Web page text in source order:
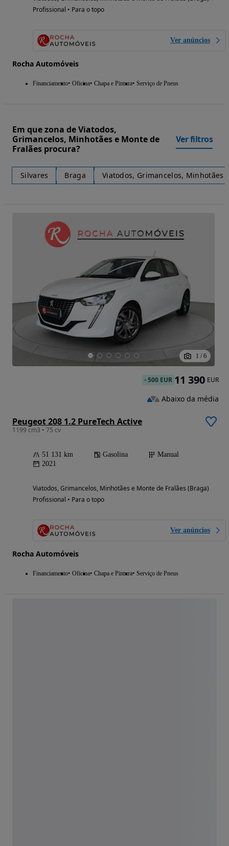
Profissional • Para o topo
Ver anúncios
Rocha Automóveis
Financiamento Oficina Chapa e Pintura Serviço de Pneus
Em que zona de Viatodos,
Grimancelos, Minhotães e Monte de
Fralães procura?
Ver filtros
Silvares Braga Viatodos, Grimancelos, Minhotães
1 / 6
Peugeot 208 1.2 PureTech Active
1199 cm3 • 75 cv
51 131 km Gasolina
Manual
2021
Viatodos, Grimancelos, Minhotães e Monte de Fralães (Braga)
Profissional • Para o topo
Ver anúncios
Rocha Automóveis
Financiamento Oficina Chapa e Pintura Serviço de Pneus
-500 EUR 11 390 EUR
Abaixo da média